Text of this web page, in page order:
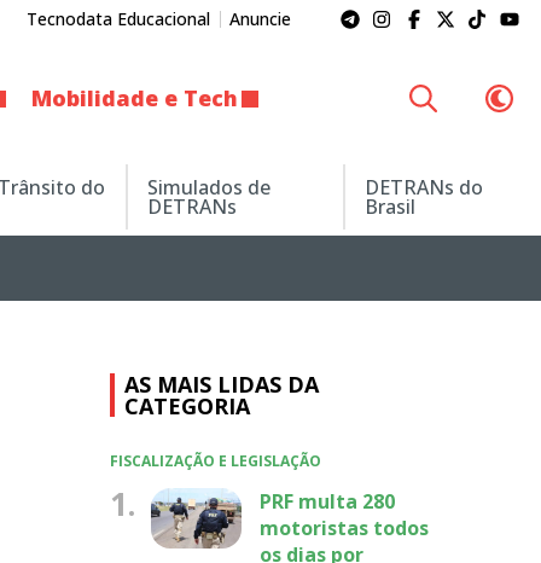
Tecnodata Educacional Anuncie
Mobilidade e Tech
do Simulados de
DETRANs
DETRANs do
Brasil
AS MAIS LIDAS DA
CATEGORIA
FISCALIZAÇÃO E LEGISLAÇÃO
1.
PRF multa 280
motoristas todos
os dias por